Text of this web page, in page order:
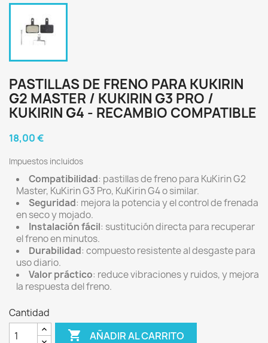
PASTILLAS DE FRENO PARA KUKIRIN
G2 MASTER / KUKIRIN G3 PRO /
KUKIRIN G4 - RECAMBIO COMPATIBLE
18,00 €
Impuestos incluidos
Compatibilidad: pastillas de freno para KuKirin G2
Master, KuKirin G3 Pro, KuKirin G4 o similar.
Seguridad: mejora la potencia y el control de frenada
en seco y mojado.
Instalación fácil: sustitución directa para recuperar
el freno en minutos.
Durabilidad: compuesto resistente al desgaste para
uso diario.
Valor práctico: reduce vibraciones y ruidos, y mejora
la respuesta del freno.
Cantidad
 AÑADIR AL CARRITO